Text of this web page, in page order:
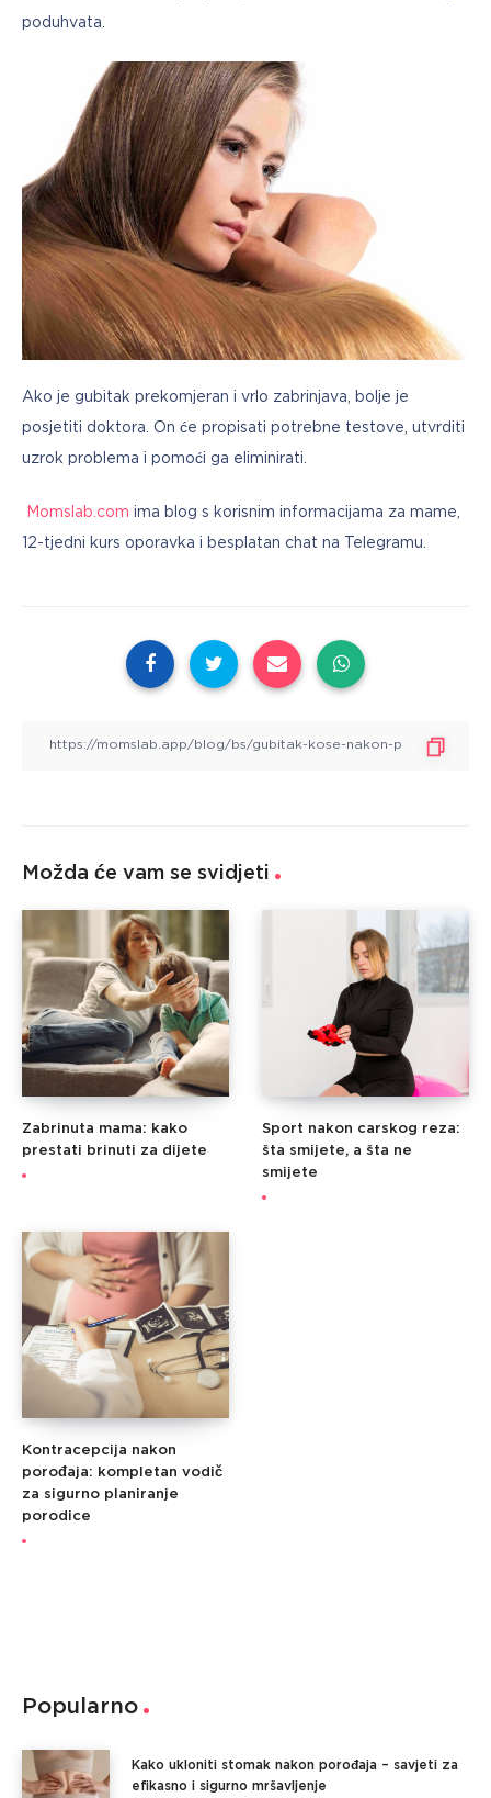
poduhvata.
Ako je gubitak prekomjeran i vrlo zabrinjava, bolje je
posjetiti doktora. On će propisati potrebne testove, utvrditi
uzrok problema i pomoći ga eliminirati.
Momslab.com ima blog s korisnim informacijama za mame,
12-tjedni kurs oporavka i besplatan chat na Telegramu.
Možda će vam se svidjeti
Zabrinuta mama: kako
prestati brinuti za dijete
Sport nakon carskog reza:
šta smijete, a šta ne
smijete
Kontracepcija nakon
porođaja: kompletan vodič
za sigurno planiranje
porodice
Popularno
Kako ukloniti stomak nakon porođaja – savjeti za
efikasno i sigurno mršavljenje